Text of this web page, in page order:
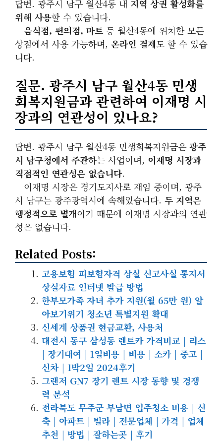
답변. 광주시 남구 월산4동 내 지역 상권 활성화를
위해 사용할 수 있습니다.
음식점, 편의점, 마트등 월산4동에 위치한 모든
상점에서 사용 가능하며, 온라인 결제도 할 수 있습
니다.
질문. 광주시 남구 월산4동 민생
회복지원금과 관련하여 이재명 시
장과의 연관성이 있나요?
답변. 광주시 남구 월산4동 민생회복지원금은광주
시 남구청에서 주관하는 사업이며, 이재명 시장과
직접적인 연관성은 없습니다.
이재명 시장은 경기도지사로 재임 중이며, 광주
시 남구는 광주광역시에 속해있습니다. 두 지역은
행정적으로 별개이기 때문에 이재명 시장과의 연관
성은 없습니다.
Related Posts:
고용보험 피보험자격 상실 신고사실 통지서
상실자료 인터넷 발급 방법
한부모가족 자녀 추가 지원(월 65만 원) 알
아보기위기 청소년 특별지원 확대
신세계 상품권 현금교환, 사용처
대전시 동구 삼성동 렌트카 가격비교 | 리스
| 장기대여 | 1일비용 | 비용 | 소카 | 중고 |
신차 | 1박2일 2024후기
그랜저 GN7 장기 렌트 시장 동향 및 경쟁
력 분석
전라북도 무주군 부남면 입주청소 비용 | 신
축 | 아파트 | 빌라 | 전문업체 | 가격 | 업체
추천 | 방법 | 잘하는곳 | 후기